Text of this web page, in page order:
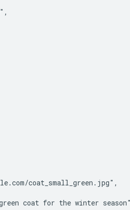
coat_small_green.jpg",
coat for the winter